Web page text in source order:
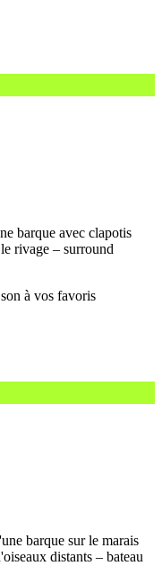
barque avec clapotis
rivage – surround
barque sur le marais
distants – bateau